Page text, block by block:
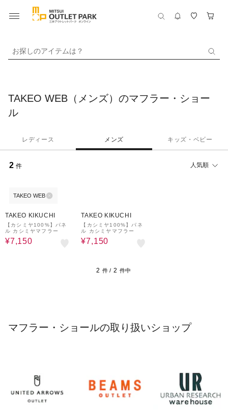
お探しのアイテムは？
TAKEO WEB（メンズ）のマフラー・ショー
ル
レディース メンズ キッズ・ベビー
2 件 人気順
TAKEO WEB
TAKEO KIKUCHI
【カシミヤ100%】パネ
ル カシミヤマフラー
¥7,150
TAKEO KIKUCHI
【カシミヤ100%】パネ
ル カシミヤマフラー
¥7,150
2 件 / 2 件中
マフラー・ショールの取り扱いショップ